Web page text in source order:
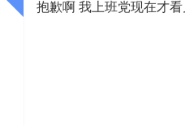
抱歉啊 我上班党现在才